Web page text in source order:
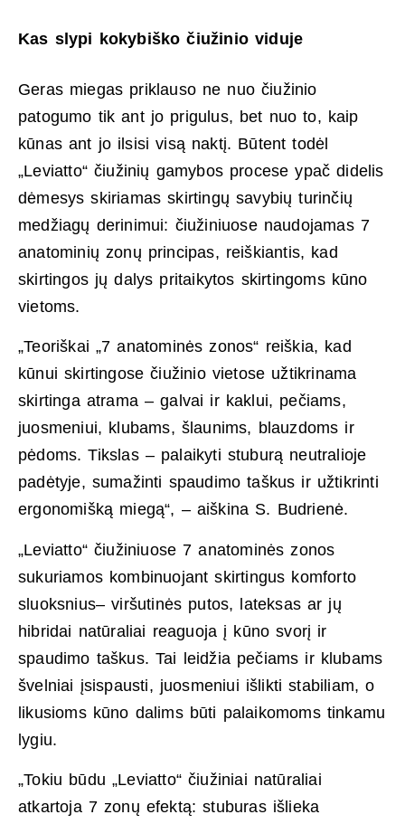
Kas slypi kokybiško čiužinio viduje
Geras miegas priklauso ne nuo čiužinio
patogumo tik ant jo prigulus, bet nuo to, kaip
kūnas ant jo ilsisi visą naktį. Būtent todėl
„Leviatto“ čiužinių gamybos procese ypač didelis
dėmesys skiriamas skirtingų savybių turinčių
medžiagų derinimui: čiužiniuose naudojamas 7
anatominių zonų principas, reiškiantis, kad
skirtingos jų dalys pritaikytos skirtingoms kūno
vietoms.
„Teoriškai „7 anatominės zonos“ reiškia, kad
kūnui skirtingose čiužinio vietose užtikrinama
skirtinga atrama – galvai ir kaklui, pečiams,
juosmeniui, klubams, šlaunims, blauzdoms ir
pėdoms. Tikslas – palaikyti stuburą neutralioje
padėtyje, sumažinti spaudimo taškus ir užtikrinti
ergonomišką miegą“, – aiškina S. Budrienė.
„Leviatto“ čiužiniuose 7 anatominės zonos
sukuriamos kombinuojant skirtingus komforto
sluoksnius– viršutinės putos, lateksas ar jų
hibridai natūraliai reaguoja į kūno svorį ir
spaudimo taškus. Tai leidžia pečiams ir klubams
švelniai įsispausti, juosmeniui išlikti stabiliam, o
likusioms kūno dalims būti palaikomoms tinkamu
lygiu.
„Tokiu būdu „Leviatto“ čiužiniai natūraliai
atkartoja 7 zonų efektą: stuburas išlieka